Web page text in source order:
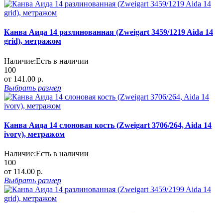
Канва Аида 14 разлинованная (Zweigart 3459/1219 Aida 14
grid), метражом
Наличие:Есть в наличии
100
от 141.00 р.
Выбрать размер
Канва Аида 14 слоновая кость (Zweigart 3706/264, Aida 14
ivory), метражом
Наличие:Есть в наличии
100
от 114.00 р.
Выбрать размер